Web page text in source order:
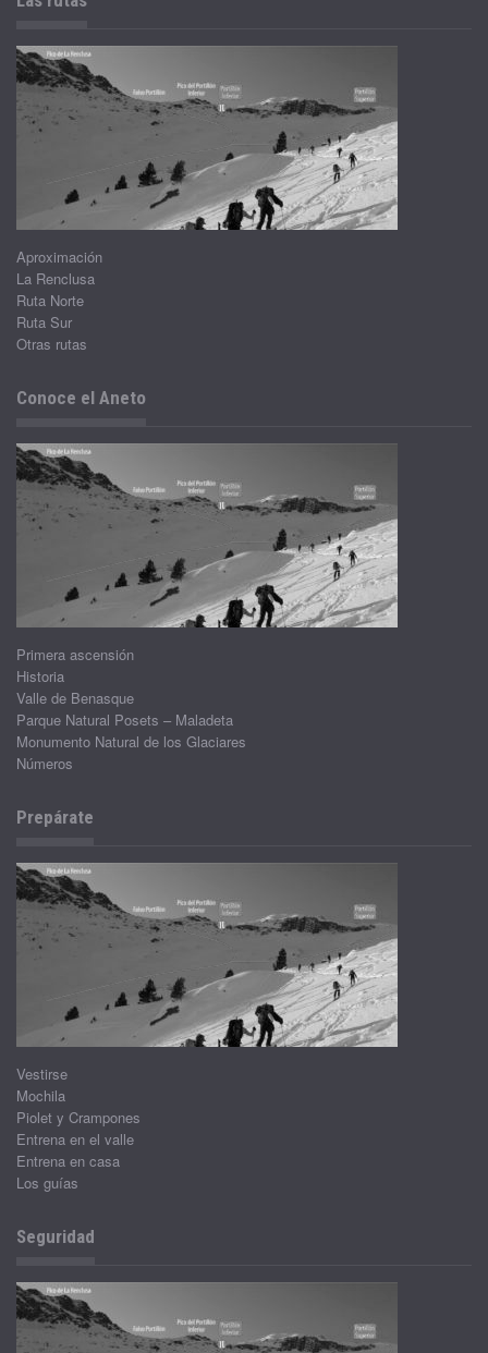
Aproximación
La Renclusa
Ruta Norte
Ruta Sur
Otras rutas
Conoce el Aneto
Primera ascensión
Historia
Valle de Benasque
Parque Natural Posets – Maladeta
Monumento Natural de los Glaciares
Números
Prepárate
Vestirse
Mochila
Piolet y Crampones
Entrena en el valle
Entrena en casa
Los guías
Seguridad